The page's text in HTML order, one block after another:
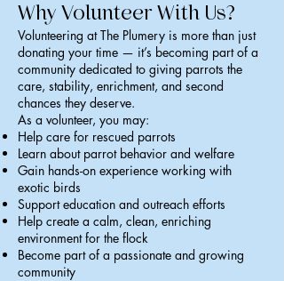
Why Volunteer With Us?
Volunteering at The Plumery is more than just
donating your time — it’s becoming part of a
community dedicated to giving parrots the
care, stability, enrichment, and second
chances they deserve.
As a volunteer, you may:
Help care for rescued parrots
Learn about parrot behavior and welfare
Gain hands-on experience working with
exotic birds
Support education and outreach efforts
Help create a calm, clean, enriching
environment for the flock
Become part of a passionate and growing
community